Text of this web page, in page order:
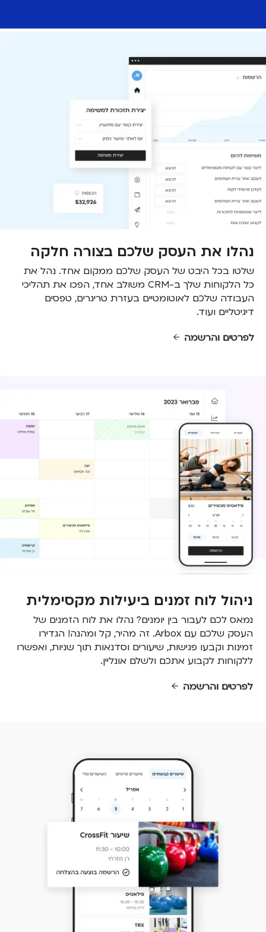
נהלו את העסק שלכם בצורה חלקה
שלטו בכל היבט של העסק שלכם ממקום אחד. נהל את
כל הלקוחות שלך ב-CRM משולב אחד, הפכו את תהליכי
העבודה שלכם לאוטומטיים בעזרת טריגרים, טפסים
דיגיטליים ועוד.
לפרטים והרשמה
ניהול לוח זמנים ביעילות מקסימלית
נמאס לכם לעבור בין יומנים? נהלו את לוח הזמנים של
העסק שלכם עם Arbox. זה מהיר, קל ומהנה! הגדירו
זמינות וקבעו פגישות, שיעורים וסדנאות תוך שניות, ואפשרו
ללקוחות לקבוע אתכם ולשלם אונליין.
לפרטים והרשמה